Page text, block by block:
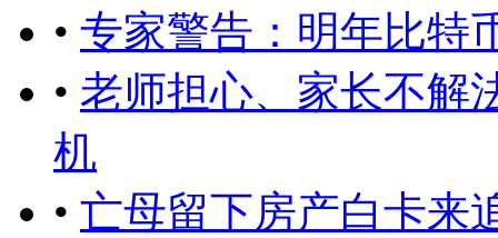
• 专家警告：明年比特
• 老师担心、家长不解
机
• 亡母留下房产白卡来